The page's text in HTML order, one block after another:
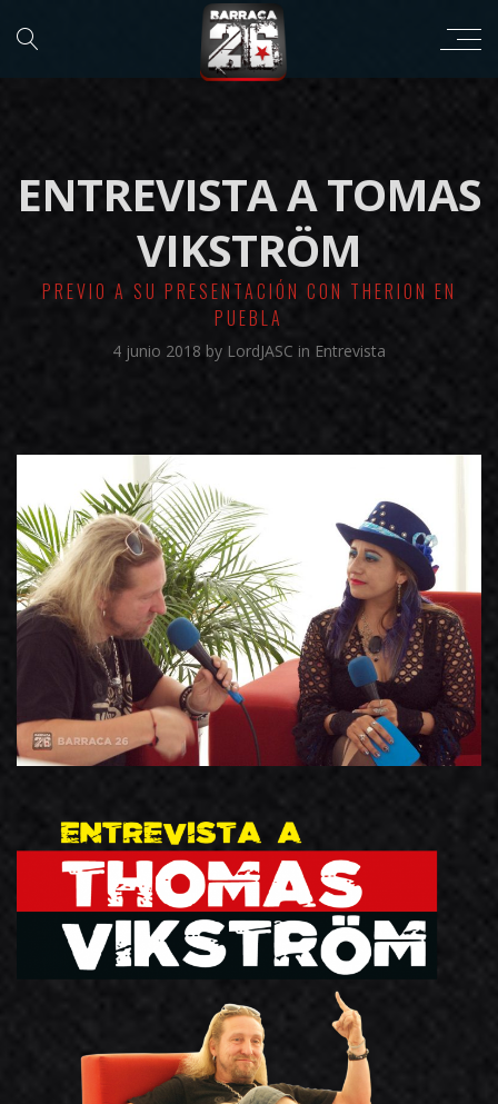
ENTREVISTA A TOMAS
VIKSTRÖM
PREVIO A SU PRESENTACIÓN CON THERION EN
PUEBLA
4 junio 2018 by LordJASC in Entrevista